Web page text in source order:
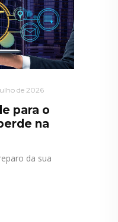
de 2026
para o
na
da sua